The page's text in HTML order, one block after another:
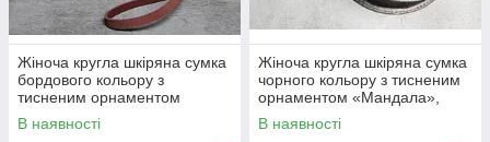
Жіноча кругла шкіряна сумка
бордового кольору з
тисненим орнаментом
«Мандала», діаметр 22 см
В наявності
Жіноча кругла шкіряна сумка
чорного кольору з тисненим
орнаментом «Мандала»,
діаметр 22 см
В наявності